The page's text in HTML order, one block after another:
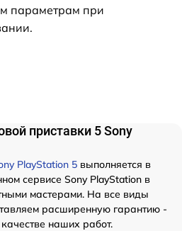
параметрам при
приставки 5 Sony
PlayStation 5 выполняется в
сервисе Sony PlayStation в
мастерами. На все виды
расширенную гарантию -
наших работ.